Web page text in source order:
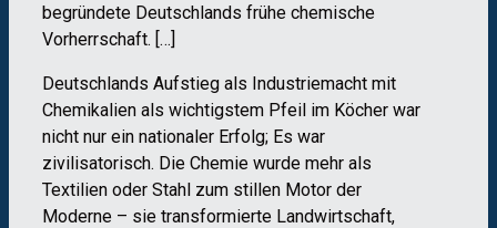
begründete Deutschlands frühe chemische
Vorherrschaft. […]
Deutschlands Aufstieg als Industriemacht mit
Chemikalien als wichtigstem Pfeil im Köcher war
nicht nur ein nationaler Erfolg; Es war
zivilisatorisch. Die Chemie wurde mehr als
Textilien oder Stahl zum stillen Motor der
Moderne – sie transformierte Landwirtschaft,